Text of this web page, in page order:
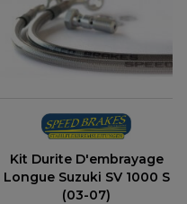
Kit Durite D'embrayage
Longue Suzuki SV 1000 S
(03-07)